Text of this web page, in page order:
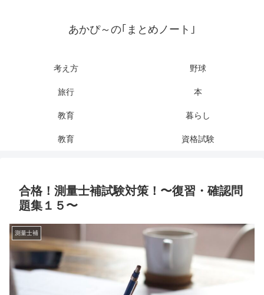
あかぴ～の｢まとめノート｣
考え方 野球
旅行 本
教育 暮らし
教育 資格試験
合格！測量士補試験対策！〜復習・確認問
題集１５〜
測量士補